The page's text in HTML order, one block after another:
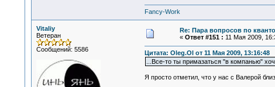
Fancy-Work
Vitaliy
Ветеран
Сообщений: 5586
Re: Пара вопросов по
« Ответ #151 : 11 Мая 2009,
Цитата: Oleg.Ol от 11 Мая 2009, 13:16:48
...Все-то ты примазаться "в компанью"
Я просто отметил, что у нас с Валерой